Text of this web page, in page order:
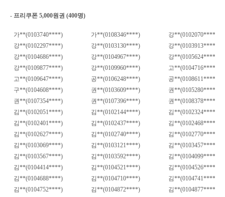
- 프리쿠폰 5,000원권 (400명)
가**(0103740****) 가**(0108346****) 강**(0102070****)
강**(0102297****) 강**(0103130****) 강**(0103913****)
강**(0104686****) 강**(0104967****) 강**(0105624****)
강**(0109877****) 강**(0109960****) 고**(0104716****)
고**(0109647****) 공**(0106248****) 공**(0108611****)
구**(0104608****) 권**(0103609****) 권**(0105280****)
권**(0107354****) 권**(0107396****) 권**(0108378****)
김**(0102051****) 김**(0102144****) 김**(0102324****)
김**(0102401****) 김**(0102437****) 김**(0102468****)
김**(0102627****) 김**(0102740****) 김**(0102770****)
김**(0103069****) 김**(0103121****) 김**(0103457****)
김**(0103567****) 김**(0103592****) 김**(0104099****)
김**(0104414****) 김**(0104521****) 김**(0104526****)
김**(0104688****) 김**(0104710****) 김**(0104741****)
김**(0104752****) 김**(0104872****) 김**(0104877****)